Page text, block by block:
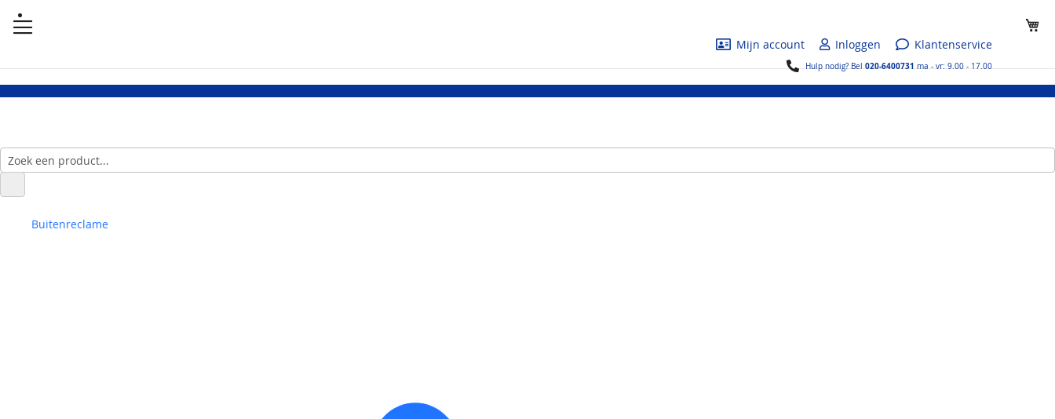
Mijn account
Inloggen Klantenservice
Hulp nodig? Bel020-6400731ma - vr: 9.00 - 17.00
Buitenreclame